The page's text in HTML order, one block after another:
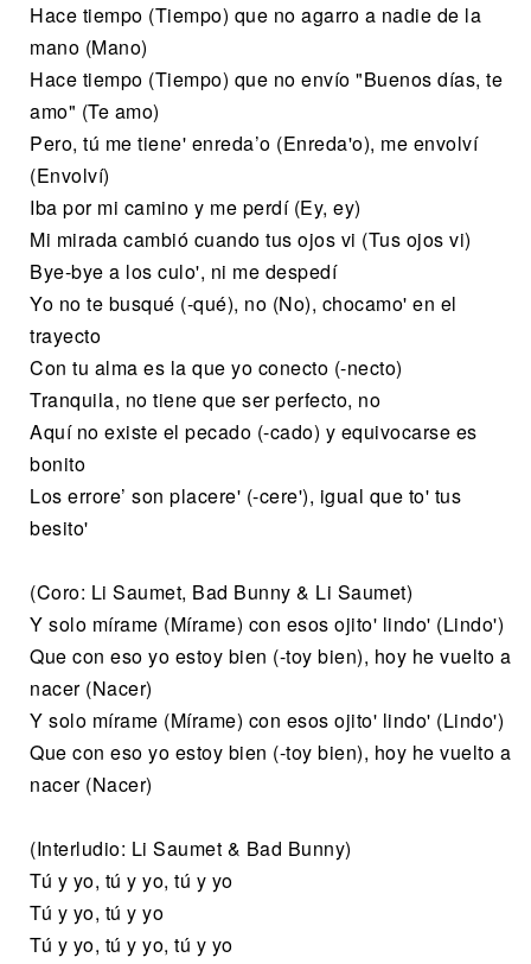
Hace tiempo (Tiempo) que no agarro a nadie de la
mano (Mano)
Hace tiempo (Tiempo) que no envío "Buenos días, te
amo" (Te amo)
Pero, tú me tiene' enreda’o (Enreda'o), me envolví
(Envolví)
Iba por mi camino y me perdí (Ey, ey)
Mi mirada cambió cuando tus ojos vi (Tus ojos vi)
Bye-bye a los culo', ni me despedí
Yo no te busqué (-qué), no (No), chocamo' en el
trayecto
Con tu alma es la que yo conecto (-necto)
Tranquila, no tiene que ser perfecto, no
Aquí no existe el pecado (-cado) y equivocarse es
bonito
Los errore’ son placere' (-cere'), igual que to' tus
besito'
(Coro: Li Saumet, Bad Bunny & Li Saumet)
Y solo mírame (Mírame) con esos ojito' lindo' (Lindo')
Que con eso yo estoy bien (-toy bien), hoy he vuelto a
nacer (Nacer)
Y solo mírame (Mírame) con esos ojito' lindo' (Lindo')
Que con eso yo estoy bien (-toy bien), hoy he vuelto a
nacer (Nacer)
(Interludio: Li Saumet & Bad Bunny)
Tú y yo, tú y yo, tú y yo
Tú y yo, tú y yo
Tú y yo, tú y yo, tú y yo